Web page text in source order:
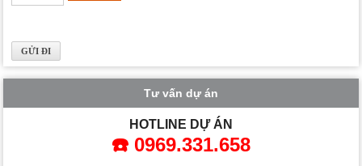
Tư vấn dự án
HOTLINE DỰ ÁN
☎️ 0969.331.658